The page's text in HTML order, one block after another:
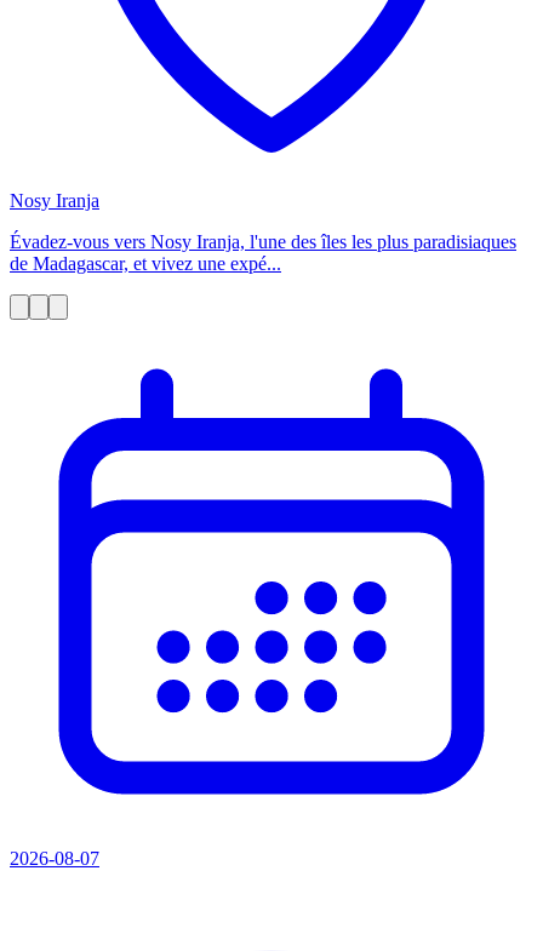
Nosy Iranja
Évadez-vous vers Nosy Iranja, l'une des îles les plus paradisiaques
de Madagascar, et vivez une expé...
2026-08-07